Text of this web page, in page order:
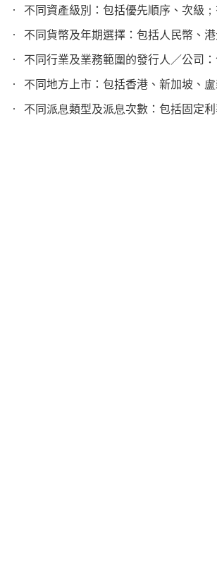
不同資產級別：包括優先順序、次級
不同貨幣及年期選擇：包括人民幣、
不同行業及業務範圍的發行人／公司
不同地方上市：包括香港、新加坡、
不同派息類型及派息次數：包括固定